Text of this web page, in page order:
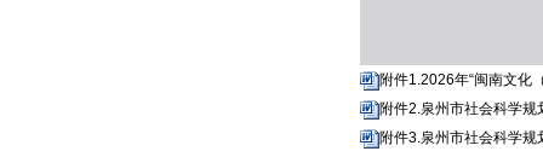
附件1.2026年“闽南文化
附件2.泉州市社会科学规
附件3.泉州市社会科学